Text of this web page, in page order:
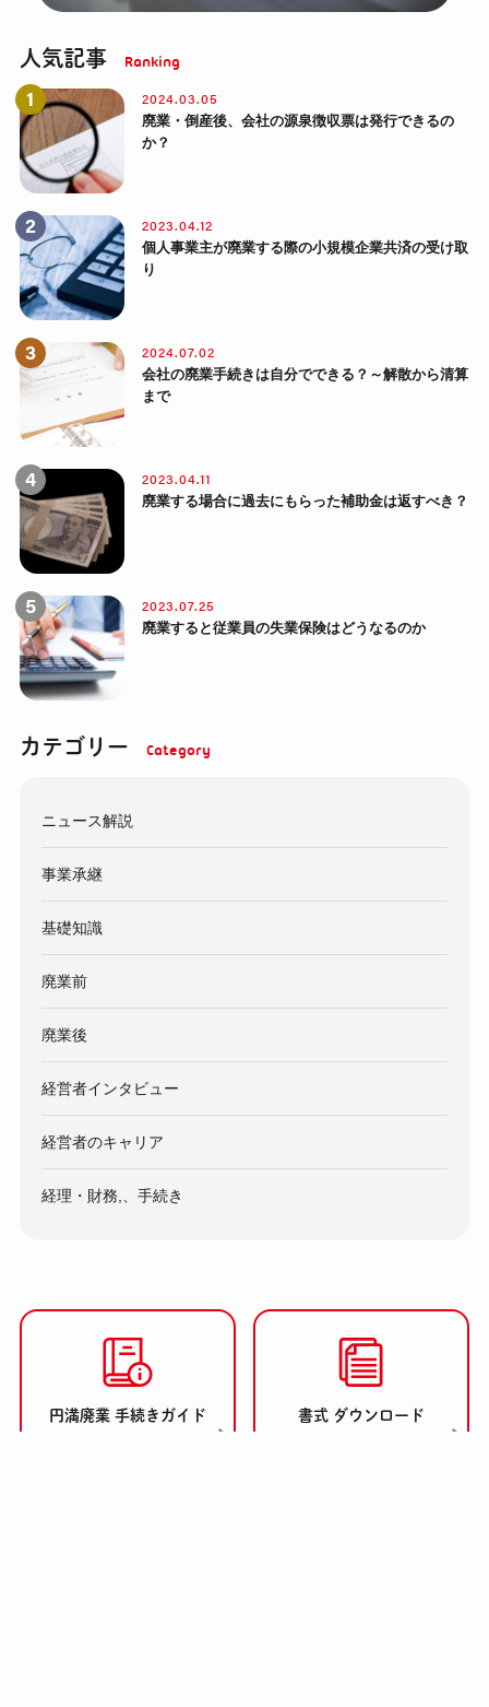
人気記事
廃業・倒産後、会社の源泉徴収票は発行できるの
か？
2024.03.05
個人事業主が廃業する際の小規模企業共済の受け取
り
2023.04.12
会社の廃業手続きは自分でできる？～解散から清算
まで
2024.07.02
廃業する場合に過去にもらった補助金は返すべき？
2023.04.11
廃業すると従業員の失業保険はどうなるのか
2023.07.25
カテゴリー
ニュース解説
事業承継
基礎知識
廃業前
廃業後
経営者インタビュー
経営者のキャリア
経理・財務,、手続き
円満廃業 手続きガイド 書式 ダウンロード